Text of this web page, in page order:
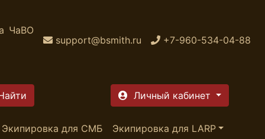
ЧаВО
support@bsmith.ru +7-960-534-04-88
Личный кабинет
Экипировка для СМБ
Экипировка для LARP